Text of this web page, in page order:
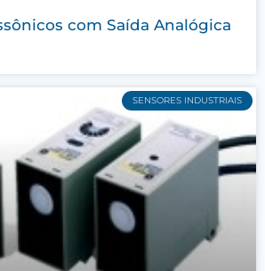
com Saída Analógica
SENSORES INDUSTRIAIS